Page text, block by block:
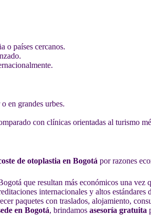
o países cercanos.
en grandes urbes.
con clínicas orientadas al turismo
de otoplastia en Bogotá por razones
que resultan más económicos una
internacionales y altos estándares
paquetes con traslados, alojamiento,
en Bogotá, brindamos asesoría gratuita